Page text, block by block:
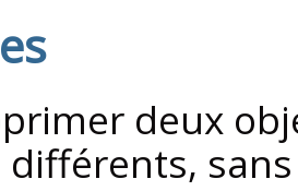
deux
différents,